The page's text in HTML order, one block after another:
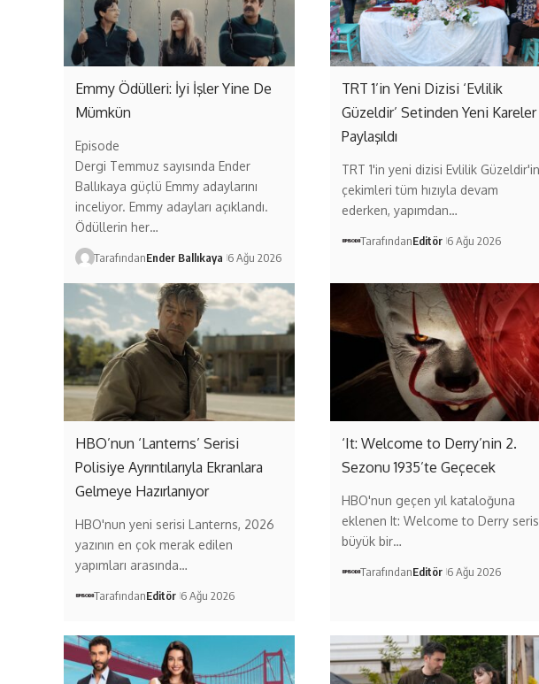
Emmy Ödülleri: İyi İşler Yine De
Mümkün
Episode
Dergi Temmuz sayısında Ender
Ballıkaya güçlü Emmy adaylarını
inceliyor. Emmy adayları açıklandı.
Ödüllerin her…
TarafındanEnder Ballıkaya 6 Ağu 2026
TRT 1’in Yeni Dizisi ‘Evlilik
Güzeldir’ Setinden Yeni Kareler
Paylaşıldı
TRT 1'in yeni dizisi Evlilik Güzeldir'in
çekimleri tüm hızıyla devam
ederken, yapımdan…
TarafındanEditör 6 Ağu 2026
HBO’nun ‘Lanterns’ Serisi
Polisiye Ayrıntılarıyla Ekranlara
Gelmeye Hazırlanıyor
HBO'nun yeni serisi Lanterns, 2026
yazının en çok merak edilen
yapımları arasında…
TarafındanEditör 6 Ağu 2026
‘It: Welcome to Derry’nin 2.
Sezonu 1935’te Geçecek
HBO'nun geçen yıl kataloğuna
eklenen It: Welcome to Derry
büyük bir…
TarafındanEditör 6 Ağu 2026